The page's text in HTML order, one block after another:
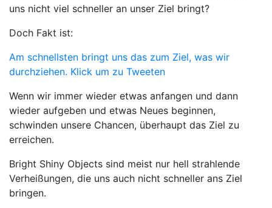
uns nicht viel schneller an unser Ziel bringt?
Doch Fakt ist:
Am schnellsten bringt uns das zum Ziel, was wir
durchziehen. Klick um zu Tweeten
Wenn wir immer wieder etwas anfangen und dann
wieder aufgeben und etwas Neues beginnen,
schwinden unsere Chancen, überhaupt das Ziel zu
erreichen.
Bright Shiny Objects sind meist nur hell strahlende
Verheißungen, die uns auch nicht schneller ans Ziel
bringen.